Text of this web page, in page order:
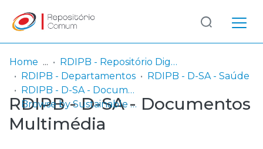
Communities
& Collections
Browse repository
Log
In
(current)
Home
RDIPB - Repositório Digital do Instituto Politécnico de Beja (passou a integrar o Serviço SARI em 06/2014)
RDIPB - Departamentos
RDIPB - D-SA - Saúde
RDIPB - D-SA - Documentos Multimédia
Browse by Sustainable Development Goals (SDG)
RDIPB - D-SA - Documentos
Multimédia